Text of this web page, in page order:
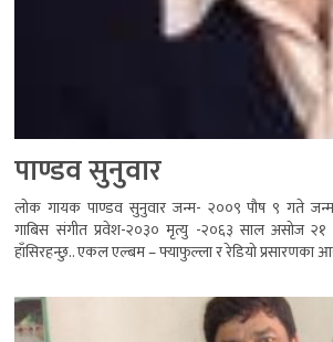
पाण्डव सुनुवार
लोक गायक पाण्डव सुनुवार जन्म- २००९ पौष ९ गते
गाबिस संगीत प्रवेश-२०३० मृत्यु -२०६३ साल असोज २१
हाँसिरहन्छु.. एकल एल्बम – फ्याफुल्ला र रेडियो प्रसारणका